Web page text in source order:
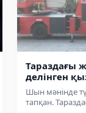
Тараздағы
делінген
Шын мәнінде
тапқан.